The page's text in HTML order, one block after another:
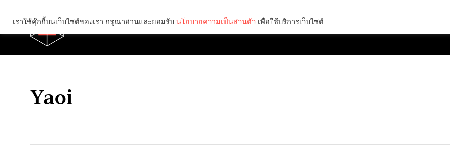
Yaoi
เราใช้คุ๊กกี้บนเว็บไซต์ของเรา กรุณาอ่านและยอมรับ นโยบายความเป็นส่วนตัว เพื่อใช้บริการเว็บไซต์